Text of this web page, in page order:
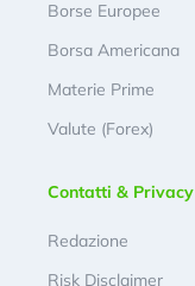
Borse Europee
Borsa Americana
Materie Prime
Valute (Forex)
Contatti & Privacy
Redazione
Risk Disclaimer